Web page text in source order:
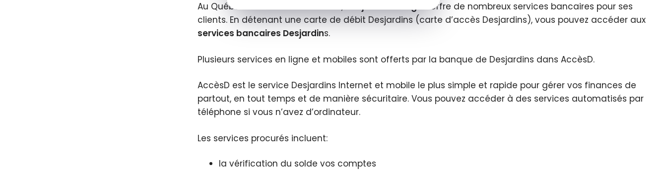
Au Québec et ailleurs au Canada,Desjardins en ligneoffre de nombreux services bancaires pour ses
clients. En détenant une carte de débit Desjardins (carte d’accès Desjardins), vous pouvez accéder aux
services bancaires Desjardins.
Plusieurs services en ligne et mobiles sont offerts par la banque de Desjardins dans AccèsD.
AccèsD est le service Desjardins Internet et mobile le plus simple et rapide pour gérer vos finances de
partout, en tout temps et de manière sécuritaire. Vous pouvez accéder à des services automatisés par
téléphone si vous n’avez d’ordinateur.
Les services procurés incluent:
la vérification du solde vos comptes